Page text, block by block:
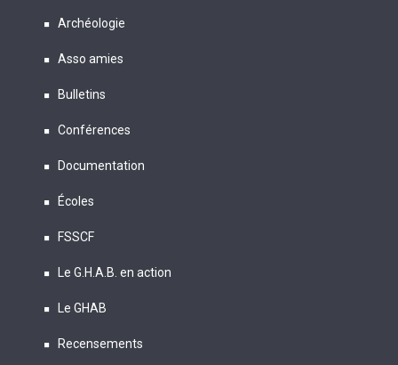
Archéologie
Asso amies
Bulletins
Conférences
Documentation
Écoles
FSSCF
Le G.H.A.B. en action
Le GHAB
Recensements